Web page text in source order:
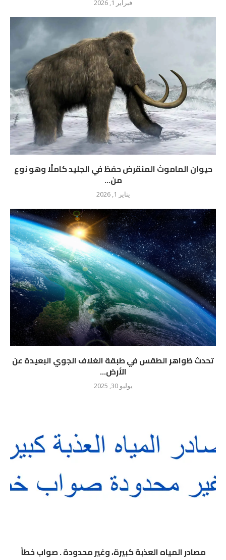
فبراير 1, 2026
حيوان الماموث المنقرض حفظ في الجليد كاملًا وهو نوع
من...
يناير 1, 2026
تحدث ظواهر الطقس في طبقة الغلاف الجوي البعيدة عن
الأرض...
يوليو 30, 2025
مصادر المياه العذبة كبيرة، وغير محدودة . صواب خطأ